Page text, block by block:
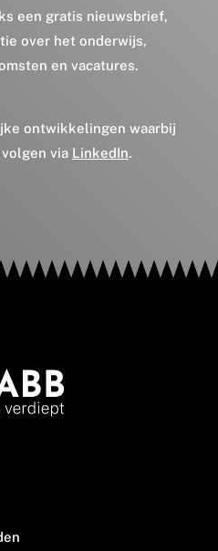
een gratis nieuwsbrief,
over het onderwijs,
en vacatures.
ontwikkelingen waarbij
via LinkedIn.